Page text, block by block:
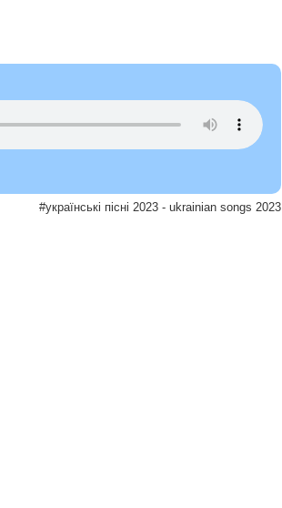
#українські пісні 2023 - ukrainian songs 2023